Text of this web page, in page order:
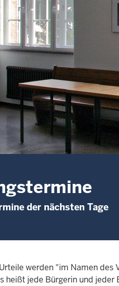
der nächsten Tage
werden "im Namen des
heißt jede Bürgerin und